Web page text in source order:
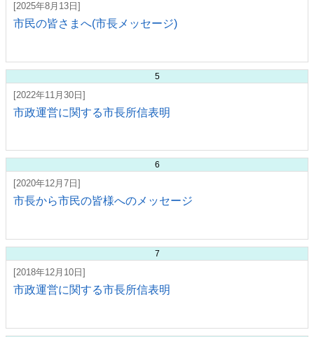
[2025年8月13日]
市民の皆さまへ(市長メッセージ)
5
[2022年11月30日]
市政運営に関する市長所信表明
6
[2020年12月7日]
市長から市民の皆様へのメッセージ
7
[2018年12月10日]
市政運営に関する市長所信表明